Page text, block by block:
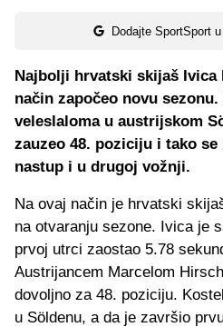
Dodajte SportSport
Najbolji hrvatski skijaš
način započeo novu
veleslaloma u austrijskom
zauzeo 48. poziciju i tako
nastup i u drugoj vožnji.
Na ovaj način je hrvatski
na otvaranju sezone. Ivica je
prvoj utrci zaostao 5.78
Austrijancem Marcelom
dovoljno za 48. poziciju.
u Söldenu, a da je završio